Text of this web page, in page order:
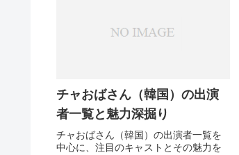
チャおばさん（韓国）の出演
者一覧と魅力深掘り
チャおばさん（韓国）の出演者一覧を
中心に、注目のキャストとその魅力を